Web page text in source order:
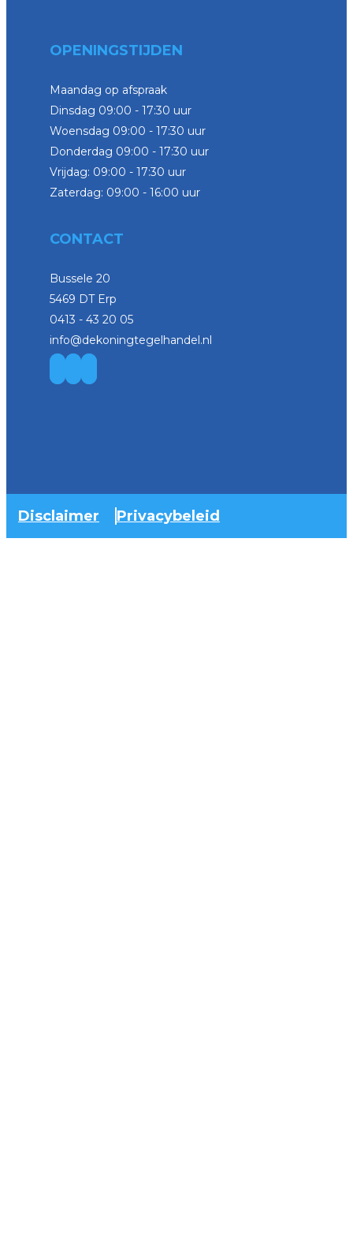
OPENINGSTIJDEN
Maandag op afspraak
Dinsdag 09:00 - 17:30 uur
Woensdag 09:00 - 17:30 uur
Donderdag 09:00 - 17:30 uur
Vrijdag: 09:00 - 17:30 uur
Zaterdag: 09:00 - 16:00 uur
CONTACT
Bussele 20
5469 DT Erp
0413 - 43 20 05
info@dekoningtegelhandel.nl
Disclaimer Privacybeleid